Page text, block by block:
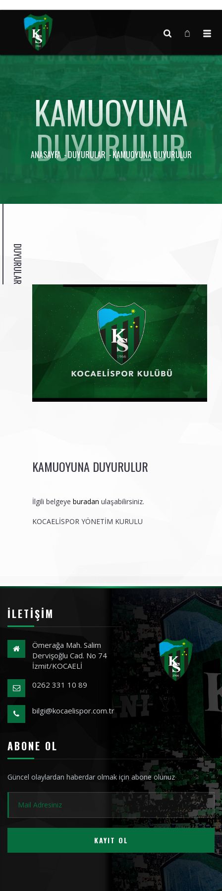
KAMUOYUNA
DUYURULUR
ANASAYFA DUYURULAR KAMUOYUNA DUYURULUR
DUYURULAR
KAMUOYUNA DUYURULUR
İlgili belgeye buradan ulaşabilirsiniz.
KOCAELİSPOR YÖNETİM KURULU
İLETIŞIM
Ömerağa Mah. Salim
Dervişoğlu Cad. No 74
İzmit/KOCAELİ
0262 331 10 89
bilgi@kocaelispor.com.tr
ABONE OL
Güncel olaylardan haberdar olmak için abone olunuz
KAYIT OL